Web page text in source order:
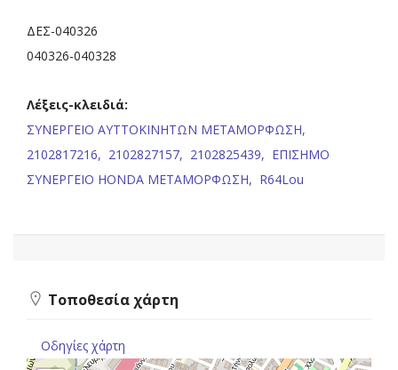
ΔΕΣ-040326
040326-040328
Λέξεις-κλειδιά:
ΣΥΝΕΡΓΕΙΟ ΑΥΤΤΟΚΙΝΗΤΩΝ ΜΕΤΑΜΟΡΦΩΣΗ,
2102817216, 2102827157, 2102825439, ΕΠΙΣΗΜΟ
ΣΥΝΕΡΓΕΙΟ HONDA ΜΕΤΑΜΟΡΦΩΣΗ, R64Lou
Τοποθεσία χάρτη
Οδηγίες χάρτη